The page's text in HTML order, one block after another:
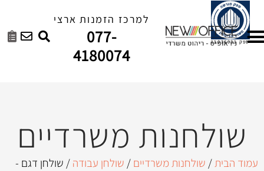
למרכז הזמנות ארצי
077-
משרדיים
משרדיים /שולחן עבודה/ שולחן דגם -